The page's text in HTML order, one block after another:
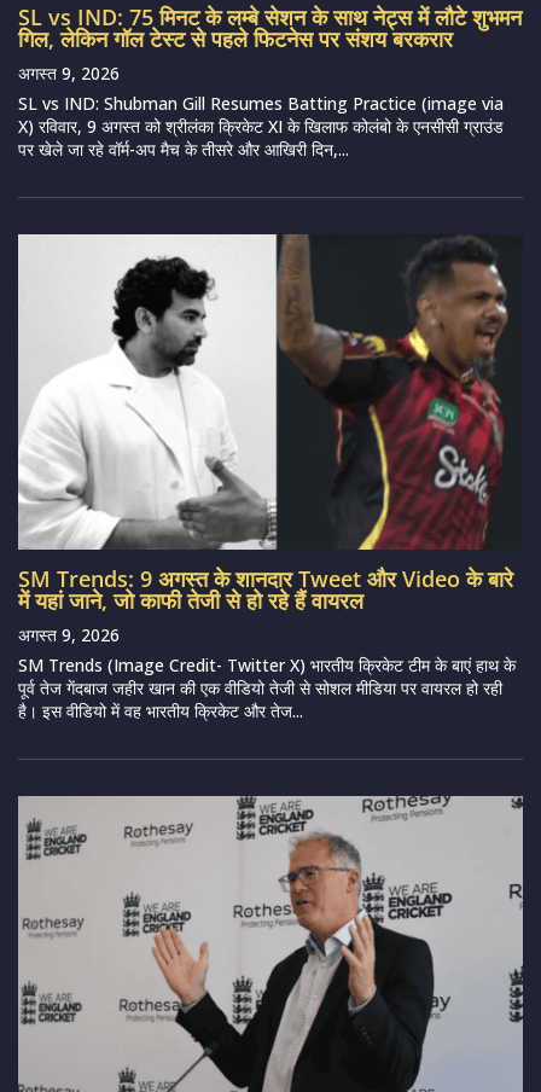
SL vs IND: 75 मिनट के लम्बे सेशन के साथ नेट्स में लौटे शुभमन
गिल, लेकिन गॉल टेस्ट से पहले फिटनेस पर संशय बरकरार
अगस्त 9, 2026
SL vs IND: Shubman Gill Resumes Batting Practice (image via
X) रविवार, 9 अगस्त को श्रीलंका क्रिकेट XI के खिलाफ कोलंबो के एनसीसी ग्राउंड
पर खेले जा रहे वॉर्म-अप मैच के तीसरे और आखिरी दिन,...
SM Trends: 9 अगस्त के शानदार Tweet और Video के बारे
में यहां जाने, जो काफी तेजी से हो रहे हैं वायरल
अगस्त 9, 2026
SM Trends (Image Credit- Twitter X) भारतीय क्रिकेट टीम के बाएं हाथ के
पूर्व तेज गेंदबाज जहीर खान की एक वीडियो तेजी से सोशल मीडिया पर वायरल हो रही
है। इस वीडियो में वह भारतीय क्रिकेट और तेज...